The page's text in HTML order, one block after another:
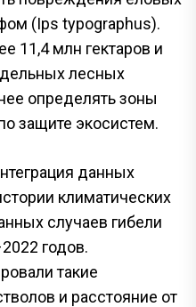
(Ips typographus).
11,4 млн гектаров и
лесных
определять зоны
защите экосистем.
данных
климатических
случаев гибели
годов.
такие
и расстояние от